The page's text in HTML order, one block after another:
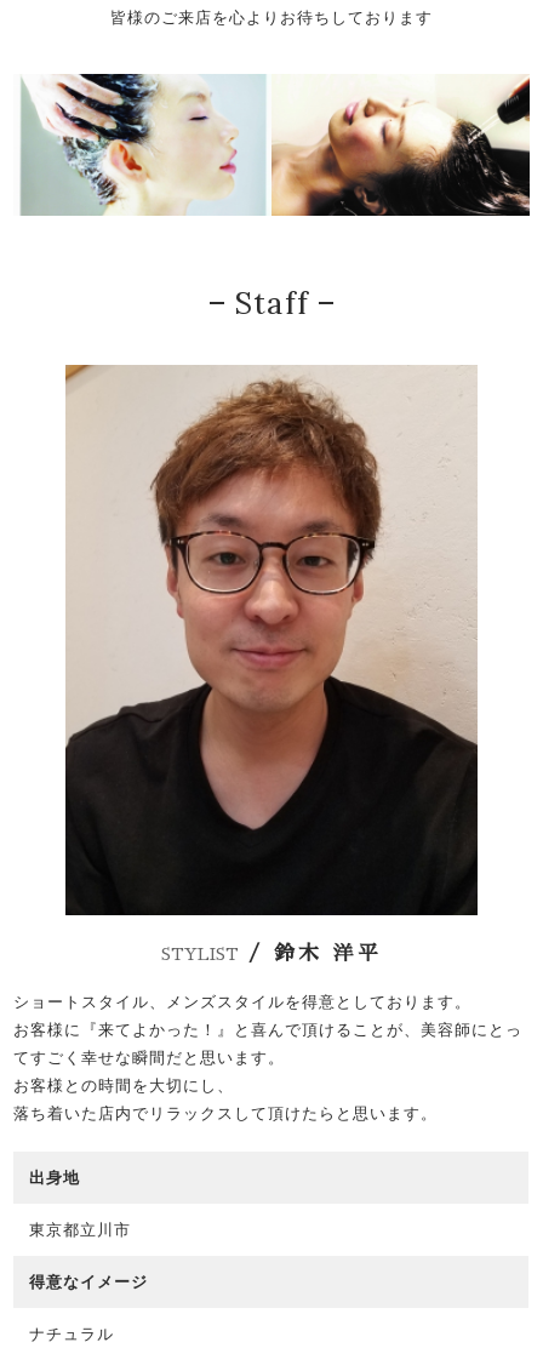
皆様のご来店を心よりお待ちしております
Staff
STYLIST / 鈴木 洋平
ショートスタイル、メンズスタイルを得意としております。
お客様に『来てよかった！』と喜んで頂けることが、美容師にとっ
てすごく幸せな瞬間だと思います。
お客様との時間を大切にし、
落ち着いた店内でリラックスして頂けたらと思います。
出身地
東京都立川市
得意なイメージ
ナチュラル